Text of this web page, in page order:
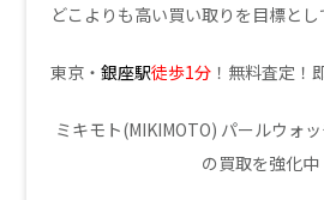
どこよりも高い買い取りを目標とし
東京・銀座駅徒歩1分 ！無料査定！
ミキモト(MIKIMOTO) パールウォ
の買取を強化中